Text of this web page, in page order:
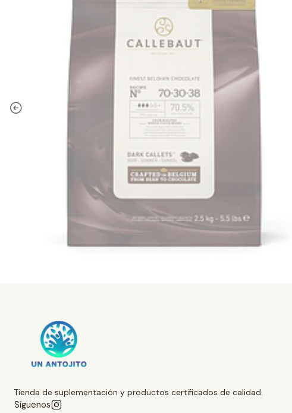
Tienda de suplementación y productos certificados de calidad.
Síguenos